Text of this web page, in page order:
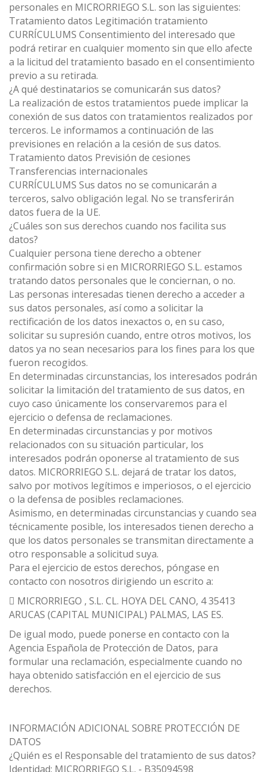
personales en MICRORRIEGO S.L. son las siguientes:
Tratamiento datos Legitimación tratamiento
CURRÍCULUMS Consentimiento del interesado que
podrá retirar en cualquier momento sin que ello afecte
a la licitud del tratamiento basado en el consentimiento
previo a su retirada.
¿A qué destinatarios se comunicarán sus datos?
La realización de estos tratamientos puede implicar la
conexión de sus datos con tratamientos realizados por
terceros. Le informamos a continuación de las
previsiones en relación a la cesión de sus datos.
Tratamiento datos Previsión de cesiones
Transferencias internacionales
CURRÍCULUMS Sus datos no se comunicarán a
terceros, salvo obligación legal. No se transferirán
datos fuera de la UE.
¿Cuáles son sus derechos cuando nos facilita sus
datos?
Cualquier persona tiene derecho a obtener
confirmación sobre si en MICRORRIEGO S.L. estamos
tratando datos personales que le conciernan, o no.
Las personas interesadas tienen derecho a acceder a
sus datos personales, así como a solicitar la
rectificación de los datos inexactos o, en su caso,
solicitar su supresión cuando, entre otros motivos, los
datos ya no sean necesarios para los fines para los que
fueron recogidos.
En determinadas circunstancias, los interesados podrán
solicitar la limitación del tratamiento de sus datos, en
cuyo caso únicamente los conservaremos para el
ejercicio o defensa de reclamaciones.
En determinadas circunstancias y por motivos
relacionados con su situación particular, los
interesados podrán oponerse al tratamiento de sus
datos. MICRORRIEGO S.L. dejará de tratar los datos,
salvo por motivos legítimos e imperiosos, o el ejercicio
o la defensa de posibles reclamaciones.
Asimismo, en determinadas circunstancias y cuando sea
técnicamente posible, los interesados tienen derecho a
que los datos personales se transmitan directamente a
otro responsable a solicitud suya.
Para el ejercicio de estos derechos, póngase en
contacto con nosotros dirigiendo un escrito a:
 MICRORRIEGO , S.L. CL. HOYA DEL CANO, 4 35413
ARUCAS (CAPITAL MUNICIPAL) PALMAS, LAS ES.
De igual modo, puede ponerse en contacto con la
Agencia Española de Protección de Datos, para
formular una reclamación, especialmente cuando no
haya obtenido satisfacción en el ejercicio de sus
derechos.
INFORMACIÓN ADICIONAL SOBRE PROTECCIÓN DE
DATOS
¿Quién es el Responsable del tratamiento de sus datos?
Identidad: MICRORRIEGO S.L. - B35094598